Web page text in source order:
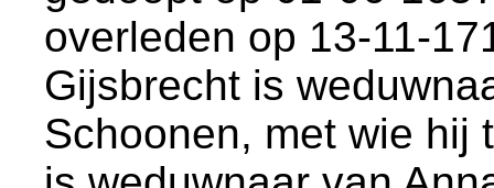
overleden op 13-11-
Gijsbrecht is
Schoonen, met wie hij